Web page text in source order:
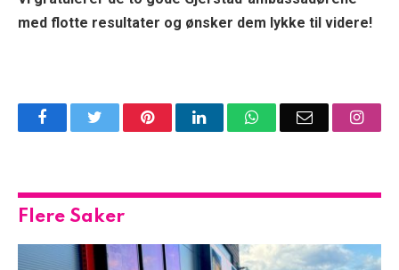
med flotte resultater og ønsker dem lykke til videre!
FacebookTwitter PinterestLinkedInWhatsAppEmail
Flere Saker